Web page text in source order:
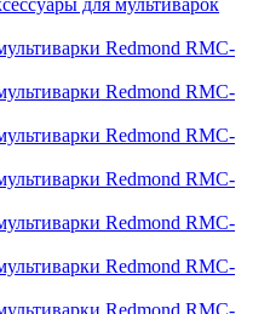
для мультиварок
Redmond RMC-
Redmond RMC-
Redmond RMC-
Redmond RMC-
Redmond RMC-
Redmond RMC-
Redmond RMC-